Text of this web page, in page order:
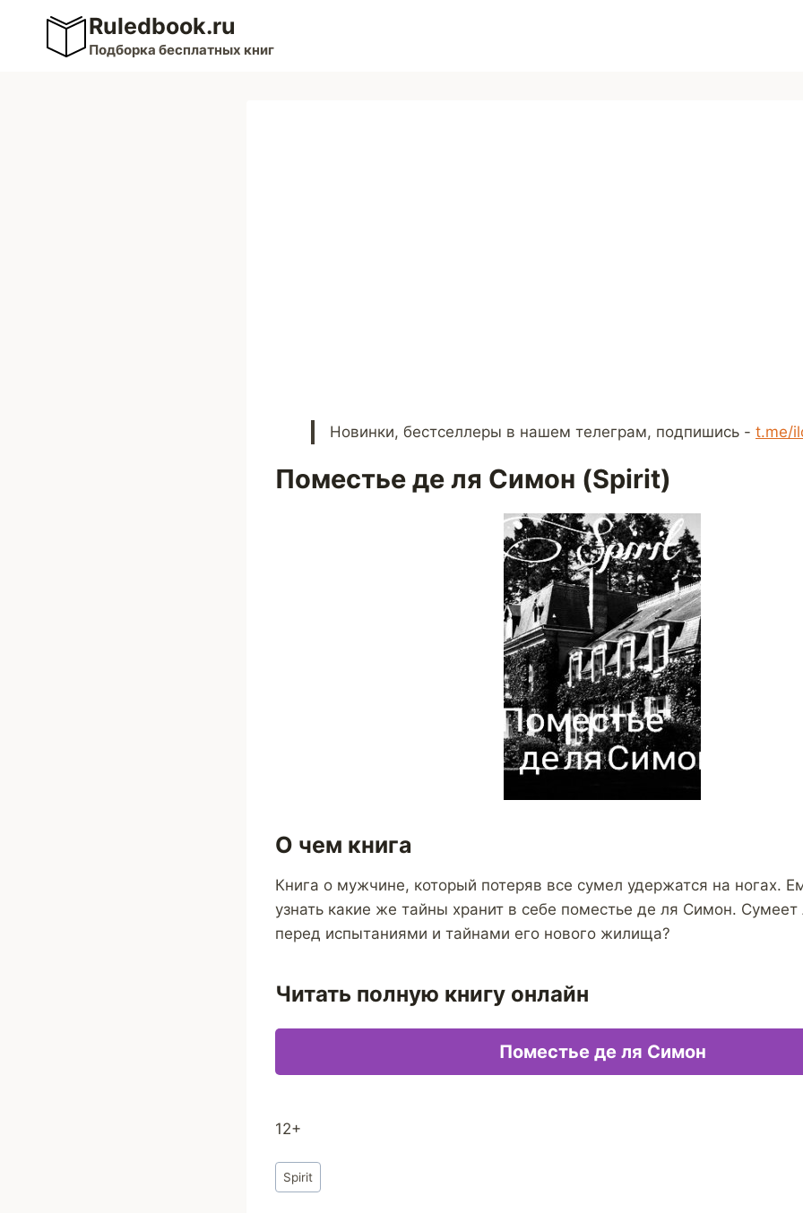
Перейти
содержимому
Ruledbook.ru
Подборка бесплатных книг
Новинки, бестселлеры в нашем телеграм, подпишись - t.me/
Поместье де ля Симон (Spirit)
О чем книга
Книга о мужчине, который потеряв все сумел удержатся на ногах.
узнать какие же тайны хранит в себе поместье де ля Симон. Сумеет
перед испытаниями и тайнами его нового жилища?
Читать полную книгу онлайн
Поместье де ля Симон
12+
Метки
записи:
Spirit